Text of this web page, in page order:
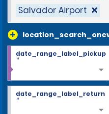
Salvador Airport
date_range_label_pickup
*
date_range_label_return
*